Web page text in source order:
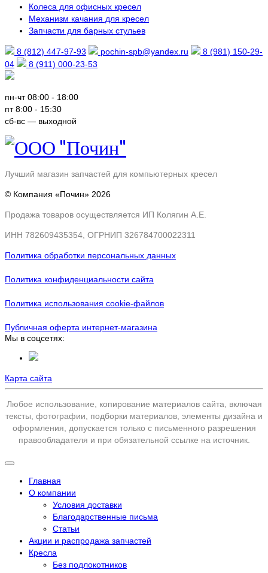
Колеса для офисных кресел
Механизм качания для кресел
Запчасти для барных стульев
8 (812) 447-97-93 pochin-spb@yandex.ru
8 (981) 150-29-
04
8 (911) 000-23-53
пн-чт 08:00 - 18:00
пт 8:00 - 15:30
сб-вс — выходной
Лучший магазин запчастей для компьютерных кресел
© Компания «Почин» 2026
Продажа товаров осуществляется ИП Колягин А.Е.
ИНН 782609435354, ОГРНИП 326784700022311
Политика обработки персональных данных
Политика конфиденциальности сайта
Политика использования cookie-файлов
Публичная оферта интернет-магазина
Мы в соцсетях:
Карта сайта
Любое использование, копирование материалов сайта, включая
тексты, фотографии, подборки материалов, элементы дизайна и
оформления, допускается только с письменного разрешения
правообладателя и при обязательной ссылке на источник.
Главная
О компании
Условия доставки
Благодарственные письма
Статьи
Акции и распродажа запчастей
Кресла
Без подлокотников